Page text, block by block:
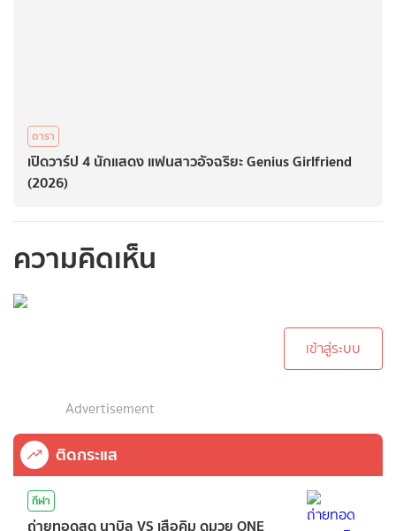
ดารา
เปิดวาร์ป 4 นักแสดง แฟนสาวอัจฉริยะ Genius Girlfriend
(2026)
ความคิดเห็น
เข้าสู่ระบบ
Advertisement
ติดกระแส
กีฬา
ถ่ายทอดสด นาบิล VS เสือคิม ดูมวย ONE